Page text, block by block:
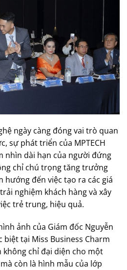
ngày càng đóng vai trò quan
sự phát triển của MPTECH
nhìn dài hạn của người đứng
chỉ chú trọng tăng trưởng
hướng đến việc tạo ra các giá
nghiệm khách hàng và xây
trẻ trung, hiệu quả.
ảnh của Giám đốc Nguyễn
tại Miss Business Charm
không chỉ đại diện cho một
còn là hình mẫu của lớp